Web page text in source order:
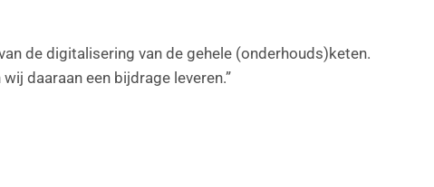
de digitalisering van de gehele (onderhouds)keten.
daaraan een bijdrage leveren.”